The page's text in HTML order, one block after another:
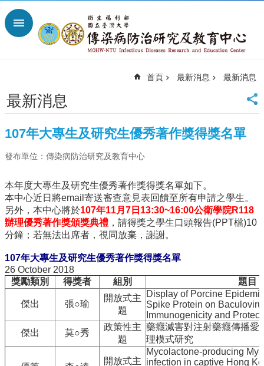
跳到主要內容區塊
進
首
頁
大
頁
站
導
覽
聯
絡
資
訊
雙
詞
彙
English
首頁 最新消息 最新消息
最新消息
107年大專生及研究生優秀著作獎得獎名單
發布單位：傳染病防治研究及教育中心
本年度大專生及研究生優秀著作獎得獎名單如下。
本中心近日將email寄送審查意見表回饋至所有申請之學生。
另外，本中心將於107年11月7日13:30~16:00公衛學院R118
辦理優秀著作獎頒獎典禮 ，請得獎之學生口頭報告(PPT檔)10
分鐘；若無法出席者，視同放棄，謝謝。
107年大專生及研究生優秀著作獎得獎名單
26 October 2018
獎勵類別
得獎者 組別 題目
傑出 張○瑜
開放式主
題
Display of Porcine
Spike Protein on
Immunogenicity and
傑出
莫○秀
政策性主
題
藥癮減害對注射藥癮傳播愛
理模式研究
開放式主
Mycolactone-producing
infection in captive Hong